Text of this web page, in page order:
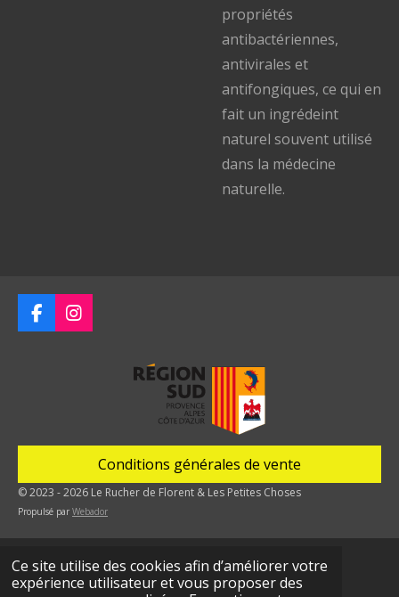
Ce site utilise des cookies afin d’améliorer votre
expérience utilisateur et vous proposer des
propriétés
antibactériennes,
antivirales et
antifongiques, ce qui en
fait un ingrédeint
naturel souvent utilisé
dans la médecine
naturelle.
F
a
I
n
Conditions générales de vente
© 2023 - 2026 Le Rucher de Florent & Les Petites Choses
Propulsé par Webador